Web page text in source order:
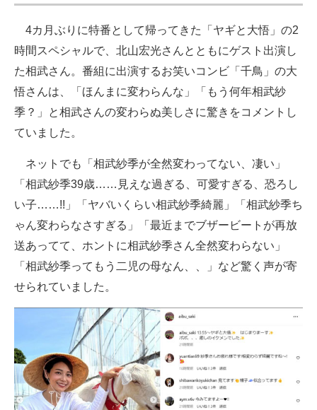
4カ月ぶりに特番として帰ってきた「ヤギと大悟」の2
時間スペシャルで、北山宏光さんとともにゲスト出演し
た相武さん。番組に出演するお笑いコンビ「千鳥」の大
悟さんは、「ほんまに変わらんな」「もう何年相武紗
季？」と相武さんの変わらぬ美しさに驚きをコメントし
ていました。
ネットでも「相武紗季が全然変わってない、凄い」
「相武紗季39歳……見えな過ぎる、可愛すぎる、恐ろし
い子……!!」「ヤバいくらい相武紗季綺麗」「相武紗季ち
ゃん変わらなさすぎる」「最近までブザービートが再放
送あってて、ホントに相武紗季さん全然変わらない」
「相武紗季ってもう二児の母なん、、」など驚く声が寄
せられていました。